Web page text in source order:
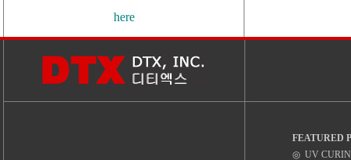
here
FEATURED
◎ UV